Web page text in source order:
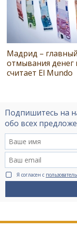
Мадрид –
отмывания денег
считает El Mundo
Подпишитесь на
обо всех
Я согласен с